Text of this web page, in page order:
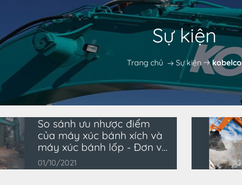
Sự kiện
Trang chủ Sự kiện kobelco
So sánh ưu nhược điểm
của máy xúc bánh xích và
máy xúc bánh lốp - Đơn vị
cung cấp máy xúc đào
chất lượng tăng năng xuất
01/10/2021